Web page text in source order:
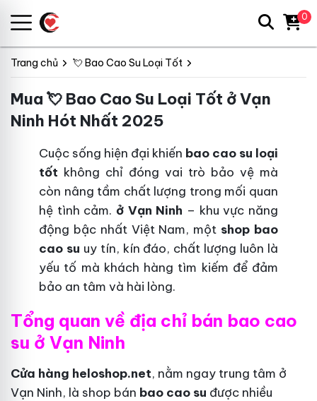
Trang chủ 💘 Bao Cao Su Loại Tốt
Mua 💘 Bao Cao Su Loại Tốt ở Vạn
Ninh Hót Nhất 2025
Cuộc sống hiện đại khiến bao cao su loại
tốt không chỉ đóng vai trò bảo vệ mà
còn nâng tầm chất lượng trong mối quan
hệ tình cảm. ở Vạn Ninh – khu vực năng
động bậc nhất Việt Nam, một shop bao
cao su uy tín, kín đáo, chất lượng luôn là
yếu tố mà khách hàng tìm kiếm để đảm
bảo an tâm và hài lòng.
Tổng quan về địa chỉ bán bao cao
su ở Vạn Ninh
Cửa hàng heloshop.net, nằm ngay trung tâm ở
Vạn Ninh, là shop bán bao cao su được nhiều
0